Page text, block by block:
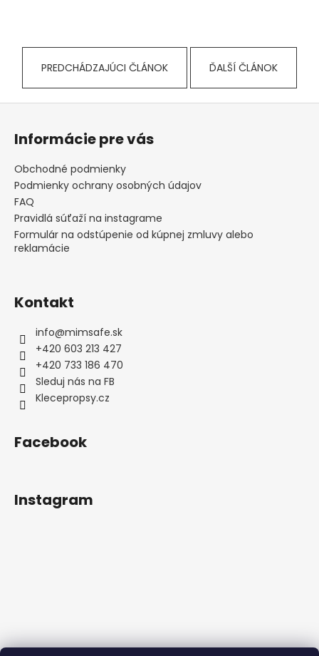
PREDCHÁDZAJÚCI ČLÁNOK ĎALŠÍ ČLÁNOK
m
Z
Informácie pre vás
Obchodné podmienky
Podmienky ochrany osobných údajov
FAQ
Pravidlá súťaží na instagrame
Formulár na odstúpenie od kúpnej zmluvy alebo
reklamácie
Kontakt
info@mimsafe.sk
+420 603 213 427
+420 733 186 470
Sleduj nás na FB
Klecepropsy.cz
Facebook
Instagram